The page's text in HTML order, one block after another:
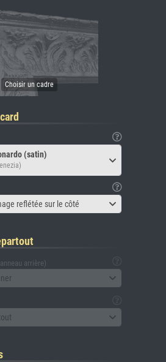
(satin)
reflétée sur le côté
arrière)